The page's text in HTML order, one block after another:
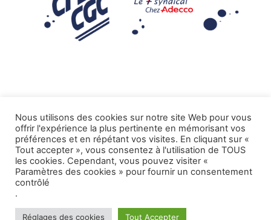
Mentions légales
Tous droits réservés CFE-CGC ADECCO.
Nous utilisons des cookies sur notre site Web pour vous
offrir l'expérience la plus pertinente en mémorisant vos
préférences et en répétant vos visites. En cliquant sur «
Tout accepter », vous consentez à l'utilisation de TOUS
les cookies. Cependant, vous pouvez visiter «
Paramètres des cookies » pour fournir un consentement
contrôlé
.
Réglages des cookies Tout Accepter